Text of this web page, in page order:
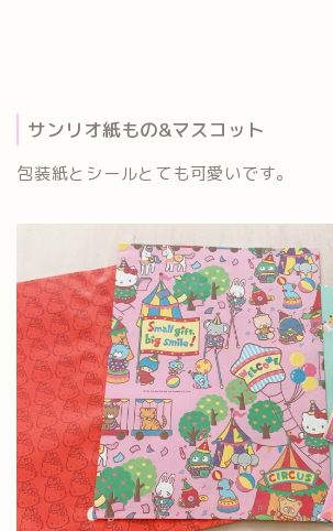
サンリオ紙もの&マスコット
包装紙とシールとても可愛いです。